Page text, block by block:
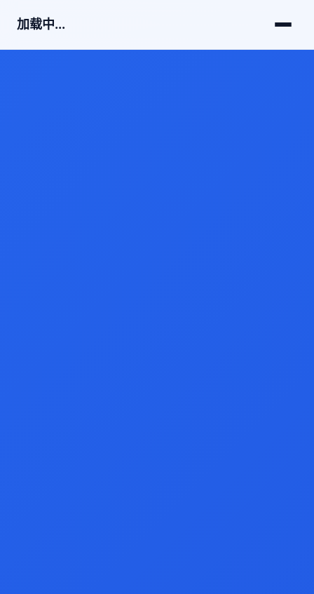
加载中...